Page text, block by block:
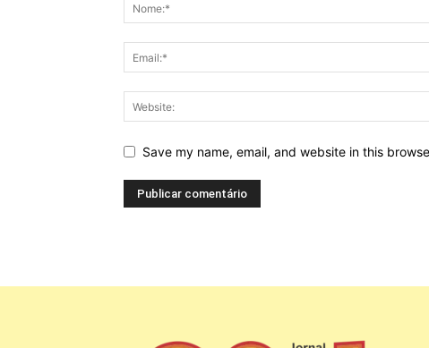
Save my name, email, and website in this